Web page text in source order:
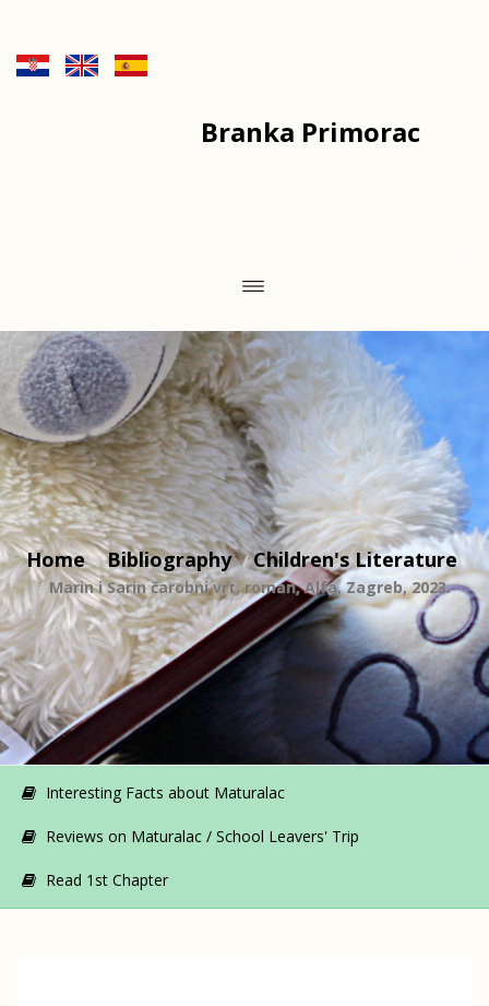
Branka Primorac
Home Bibliography Children's Literature
Marin i Sarin čarobni vrt, roman, Alfa, Zagreb, 2023.
Interesting Facts about Maturalac
Reviews on Maturalac / School Leavers' Trip
Read 1st Chapter